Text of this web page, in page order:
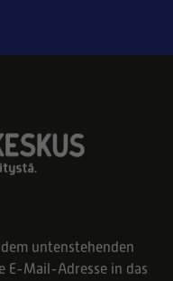
untenstehenden
E-Mail-Adresse in das